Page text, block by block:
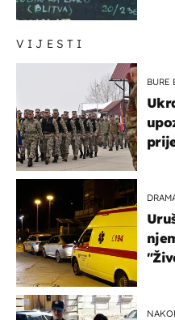
VIJESTI
BURE